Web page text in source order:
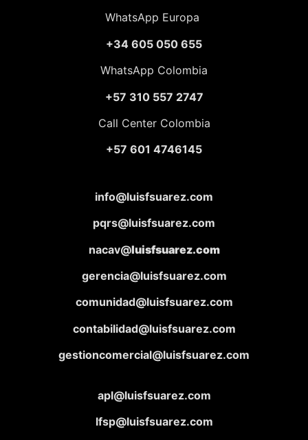
WhatsApp Europa
+34 605 050 655
WhatsApp Colombia
+57 310 557 2747
Call Center Colombia
+57 601 4746145
info@luisfsuarez.com
pqrs@luisfsuarez.com
nacav@luisfsuarez.com
gerencia@luisfsuarez.com
comunidad@luisfsuarez.com
contabilidad@luisfsuarez.com
gestioncomercial@luisfsuarez.com
apl@luisfsuarez.com
lfsp@luisfsuarez.com